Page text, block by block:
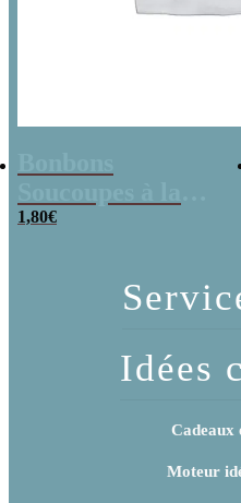
poudre (x20)
1,80€
Idées
Cadeaux
Moteur